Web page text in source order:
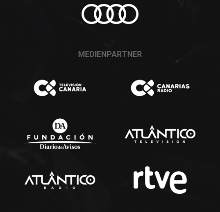
MEDIENPARTNER